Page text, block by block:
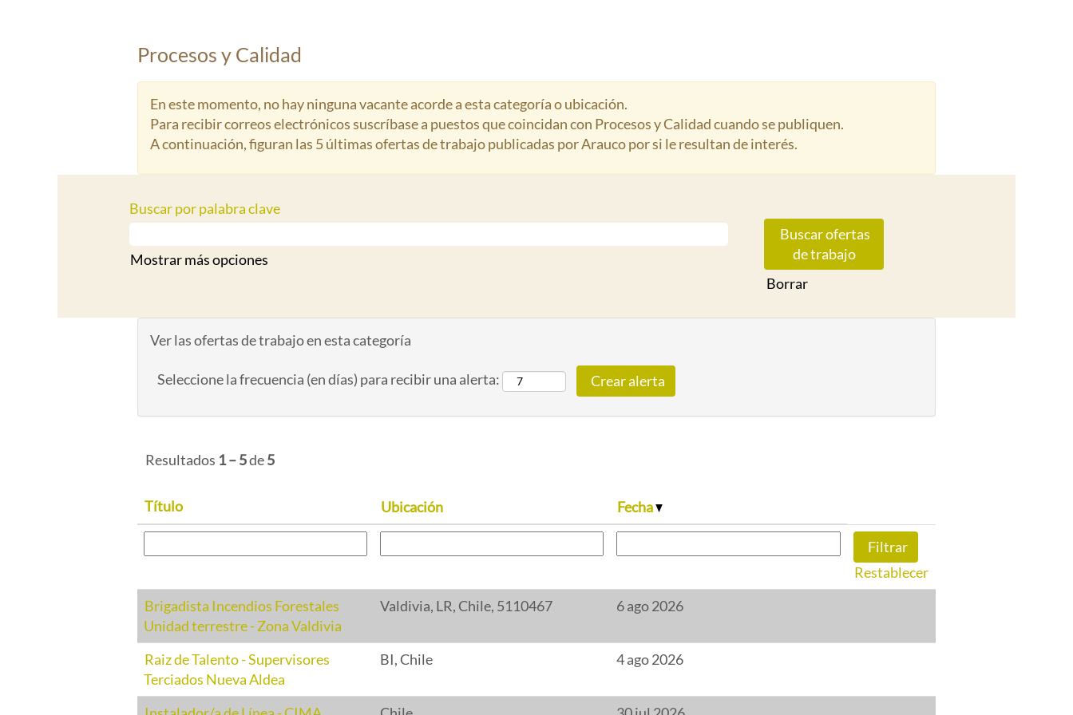
Procesos y Calidad
En este momento, no hay ninguna vacante acorde a esta categoría o ubicación.
Para recibir correos electrónicos suscríbase a puestos que coincidan con Procesos y Calidad cuando se publiquen.
A continuación, figuran las 5 últimas ofertas de trabajo publicadas por Arauco por si le resultan de interés.
Buscar por palabra clave
Mostrar más opciones
Borrar
Ver las ofertas de trabajo en esta categoría
Seleccione la frecuencia (en días) para recibir una alerta:
Resultados 1 – 5de5
Título Ubicación Fecha
Restablecer
Brigadista Incendios Forestales
Unidad terrestre - Zona Valdivia
Valdivia, LR, Chile, 5110467 6 ago 2026
Raiz de Talento - Supervisores
Terciados Nueva Aldea
BI, Chile 4 ago 2026